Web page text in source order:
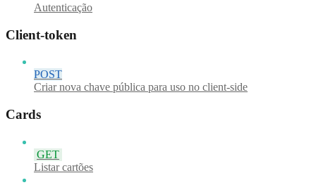
Autenticação
Client-token
POST
Criar nova chave pública para uso no client-side
Cards
GET
Listar cartões